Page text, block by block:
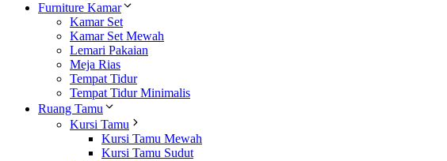
Furniture Kamar
Kamar Set
Kamar Set Mewah
Lemari Pakaian
Meja Rias
Tempat Tidur
Tempat Tidur Minimalis
Ruang Tamu
Kursi Tamu
Kursi Tamu Mewah
Kursi Tamu Sudut